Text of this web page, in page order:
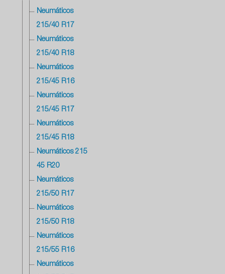
Neumáticos
215/40 R17
Neumáticos
215/40 R18
Neumáticos
215/45 R16
Neumáticos
215/45 R17
Neumáticos
215/45 R18
Neumáticos 215
45 R20
Neumáticos
215/50 R17
Neumáticos
215/50 R18
Neumáticos
215/55 R16
Neumáticos